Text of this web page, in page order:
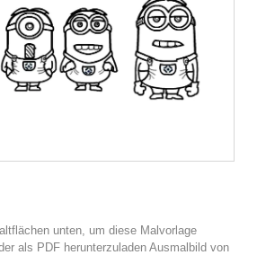
unten, um diese Malvorlage
als PDF herunterzuladen Ausmalbild von